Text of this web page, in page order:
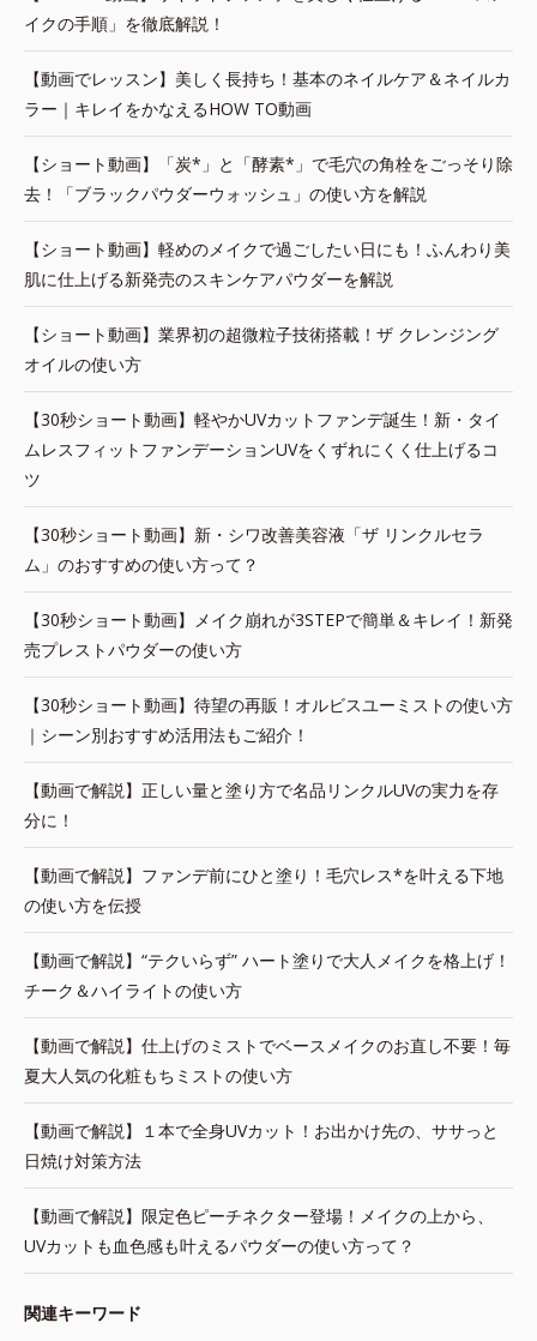
イクの手順」を徹底解説！
【動画でレッスン】美しく長持ち！基本のネイルケア＆ネイルカ
ラー｜キレイをかなえるHOW TO動画
【ショート動画】「炭*」と「酵素*」で毛穴の角栓をごっそり除
去！「ブラックパウダーウォッシュ」の使い方を解説
【ショート動画】軽めのメイクで過ごしたい日にも！ふんわり美
肌に仕上げる新発売のスキンケアパウダーを解説
【ショート動画】業界初の超微粒子技術搭載！ザ クレンジング
オイルの使い方
【30秒ショート動画】軽やかUVカットファンデ誕生！新・タイ
ムレスフィットファンデーションUVをくずれにくく仕上げるコ
ツ
【30秒ショート動画】新・シワ改善美容液「ザ リンクルセラ
ム」のおすすめの使い方って？
【30秒ショート動画】メイク崩れが3STEPで簡単＆キレイ！新発
売プレストパウダーの使い方
【30秒ショート動画】待望の再販！オルビスユーミストの使い方
｜シーン別おすすめ活用法もご紹介！
【動画で解説】正しい量と塗り方で名品リンクルUVの実力を存
分に！
【動画で解説】ファンデ前にひと塗り！毛穴レス*を叶える下地
の使い方を伝授
【動画で解説】“テクいらず” ハート塗りで大人メイクを格上げ！
チーク＆ハイライトの使い方
【動画で解説】仕上げのミストでベースメイクのお直し不要！毎
夏大人気の化粧もちミストの使い方
【動画で解説】１本で全身UVカット！お出かけ先の、ササっと
日焼け対策方法
【動画で解説】限定色ピーチネクター登場！メイクの上から、
UVカットも血色感も叶えるパウダーの使い方って？
関連キーワード